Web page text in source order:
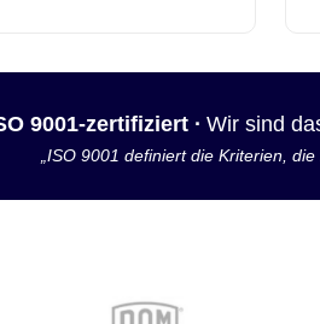
9001-zertifiziert · Wir sind
„ISO 9001 definiert die Kriterien,